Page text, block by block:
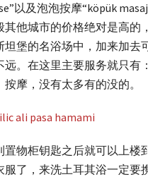
以及泡泡按摩“köpük
其他城市的价格绝对是高的
坦堡的名浴场中，加来加去
远。在这里主要服务就只有
按摩，没有太多有的没的。
置物柜钥匙之后就可以上楼
服了，来洗土耳其浴一定要